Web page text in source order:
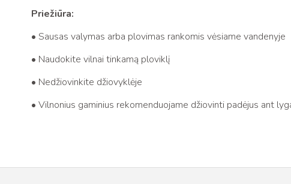
Priežiūra:
• Sausas valymas arba plovimas rankomis vėsiame vandenyje
• Naudokite vilnai tinkamą ploviklį
• Nedžiovinkite džiovyklėje
• Vilnonius gaminius rekomenduojame džiovinti padėjus ant